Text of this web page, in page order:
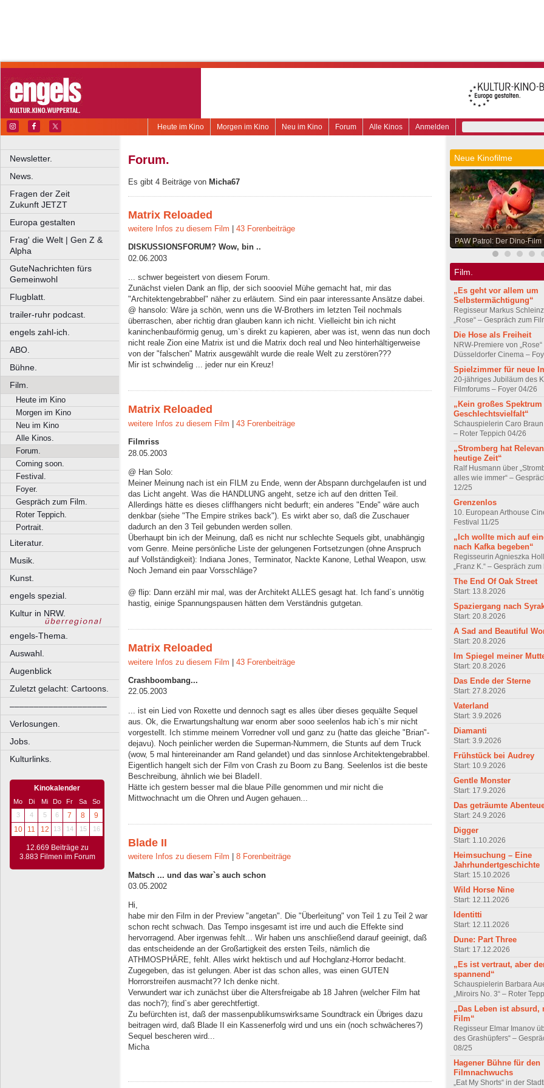
Anmelden
Alle Kinos
Forum
Neu im Kino
Morgen im Kino
Heute im Kino
Newsletter.
News.
Fragen der Zeit
Zukunft JETZT
Europa gestalten
Frag' die Welt | Gen Z &
Alpha
GuteNachrichten fürs
Gemeinwohl
Flugblatt.
trailer-ruhr podcast.
engels zahl-ich.
ABO.
Bühne.
Film.
Heute im Kino
Morgen im Kino
Neu im Kino
Alle Kinos.
Forum.
Coming soon.
Festival.
Foyer.
Gespräch zum Film.
Roter Teppich.
Portrait.
Literatur.
Musik.
Kunst.
engels spezial.
Kultur in NRW.
engels-Thema.
Auswahl.
Augenblick
Zuletzt gelacht: Cartoons.
––––––––––––––––––––
Verlosungen.
Jobs.
Kulturlinks.
Kinokalender
Mo Di Mi Do Fr Sa
So
3
4 5 6 7 8
9
10
11 12 13 14 15 16
12.669 Beiträge zu
3.883 Filmen im Forum
Forum.
Es gibt 4 Beiträge von Micha67
Matrix Reloaded
weitere Infos zu diesem Film 43 Forenbeiträge
DISKUSSIONSFORUM? Wow, bin ..
02.06.2003
... schwer begeistert von diesem Forum.
Zunächst vielen Dank an flip, der sich soooviel Mühe gemacht hat, mir das
"Architektengebrabbel" näher zu erläutern. Sind ein paar interessante Ansätze dabei.
@ hansolo: Wäre ja schön, wenn uns die W-Brothers im letzten Teil nochmals
überraschen, aber richtig dran glauben kann ich nicht. Vielleicht bin ich nicht
kaninchenbauförmig genug, um`s direkt zu kapieren, aber was ist, wenn das nun doch
nicht reale Zion eine Matrix ist und die Matrix doch real und Neo hinterhältigerweise
von der "falschen" Matrix ausgewählt wurde die reale Welt zu zerstören???
Mir ist schwindelig ... jeder nur ein Kreuz!
Matrix Reloaded
weitere Infos zu diesem Film 43 Forenbeiträge
Filmriss
28.05.2003
@ Han Solo:
Meiner Meinung nach ist ein FILM zu Ende, wenn der Abspann durchgelaufen ist und
das Licht angeht. Was die HANDLUNG angeht, setze ich auf den dritten Teil.
Allerdings hätte es dieses cliffhangers nicht bedurft; ein anderes "Ende" wäre auch
denkbar (siehe "The Empire strikes back"). Es wirkt aber so, daß die Zuschauer
dadurch an den 3 Teil gebunden werden sollen.
Überhaupt bin ich der Meinung, daß es nicht nur schlechte Sequels gibt, unabhängig
vom Genre. Meine persönliche Liste der gelungenen Fortsetzungen (ohne Anspruch
auf Vollständigkeit): Indiana Jones, Terminator, Nackte Kanone, Lethal Weapon, usw.
Noch Jemand ein paar Vorsschläge?
@ flip: Dann erzähl mir mal, was der Architekt ALLES gesagt hat. Ich fand`s unnötig
hastig, einige Spannungspausen hätten dem Verständnis gutgetan.
Matrix Reloaded
weitere Infos zu diesem Film | 43 Forenbeiträge
Crashboombang...
22.05.2003
... ist ein Lied von Roxette und dennoch sagt es alles über dieses gequälte Sequel
aus. Ok, die Erwartungshaltung war enorm aber sooo seelenlos hab ich`s mir nicht
vorgestellt. Ich stimme meinem Vorredner voll und ganz zu (hatte das gleiche "Brian"-
dejavu). Noch peinlicher werden die Superman-Nummern, die Stunts auf dem Truck
(wow, 5 mal hintereinander am Rand gelandet) und das sinnlose Architektengebrabbel.
Eigentlich hangelt sich der Film von Crash zu Boom zu Bang. Seelenlos ist die beste
Beschreibung, ähnlich wie bei BladeII.
Hätte ich gestern besser mal die blaue Pille genommen und mir nicht die
Mittwochnacht um die Ohren und Augen gehauen...
Blade II
weitere Infos zu diesem Film 8 Forenbeiträge
Matsch ... und das war`s auch schon
03.05.2002
Hi,
habe mir den Film in der Preview "angetan". Die "Überleitung" von Teil 1 zu Teil 2 war
schon recht schwach. Das Tempo insgesamt ist irre und auch die Effekte sind
hervorragend. Aber irgenwas fehlt... Wir haben uns anschließend darauf geeinigt, daß
das entscheidende an der Großartigkeit des ersten Teils, nämlich die
ATHMOSPHÄRE, fehlt. Alles wirkt hektisch und auf Hochglanz-Horror bedacht.
Zugegeben, das ist gelungen. Aber ist das schon alles, was einen GUTEN
Horrorstreifen ausmacht?? Ich denke nicht.
Verwundert war ich zunächst über die Altersfreigabe ab 18 Jahren (welcher Film hat
das noch?); find`s aber gerechtfertigt.
Zu befürchten ist, daß der massenpublikumswirksame Soundtrack ein Übriges dazu
beitragen wird, daß Blade II ein Kassenerfolg wird und uns ein (noch schwächeres?)
Sequel bescheren wird...
Micha
Neue Kinofilme
PAW Patrol: Der Dino-Film
Film.
„Es geht vor allem um
Selbstermächtigung“
Regisseur Markus
„Rose“ – Gespräch zum
Die Hose als Freiheit
NRW-Premiere von „Rose“
Düsseldorfer Cinema –
Spielzimmer für neue
20-jähriges Jubiläum des
Filmforums – Foyer 04/26
„Kein großes Spektrum
Geschlechtsvielfalt“
Schauspielerin Caro Braun
– Roter Teppich 04/26
„Stromberg hat
heutige Zeit“
Ralf Husmann über
alles wie immer“ –
12/25
Grenzenlos
10. European Arthouse
Festival 11/25
„Ich wollte mich auf
nach Kafka begeben“
Regisseurin Agnieszka
„Franz K.“ – Gespräch
The End Of Oak Street
Start: 13.8.2026
Spaziergang nach
Start: 20.8.2026
A Sad and Beautiful
Start: 20.8.2026
Im Spiegel meiner
Start: 20.8.2026
Das Ende der Sterne
Start: 27.8.2026
Vaterland
Start: 3.9.2026
Diamanti
Start: 3.9.2026
Frühstück bei Audrey
Start: 10.9.2026
Gentle Monster
Start: 17.9.2026
Das geträumte
Start: 24.9.2026
Digger
Start: 1.10.2026
Heimsuchung – Eine
Jahrhundertgeschichte
Start: 15.10.2026
Wild Horse Nine
Start: 12.11.2026
Identitti
Start: 12.11.2026
Dune: Part Three
Start: 17.12.2026
„Es ist vertraut, aber
spannend“
Schauspielerin Barbara
„Miroirs No. 3“ – Roter
„Das Leben ist absurd,
Film“
Regisseur Elmar Imanov
des Grashüpfers“ –
08/25
Hagener Bühne für den
Filmnachwuchs
„Eat My Shorts“ in der